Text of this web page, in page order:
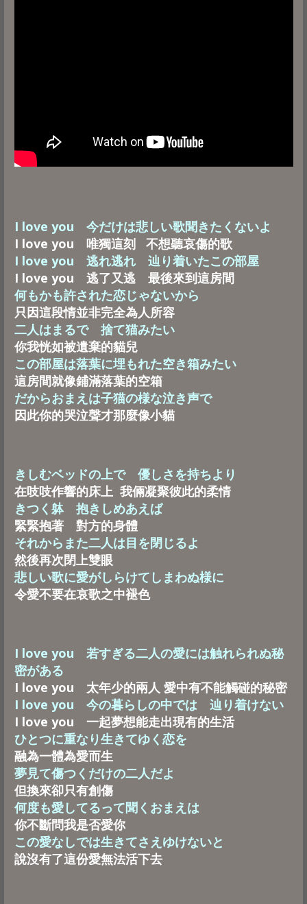
I love you 今だけは悲しい歌聞きたくないよ
I love you 唯獨這刻 不想聽哀傷的歌
I love you 逃れ逃れ 辿り着いたこの部屋
I love you 逃了又逃 最後來到這房間
何もかも許された恋じゃないから
只因這段情並非完全為人所容
二人はまるで 捨て猫みたい
你我恍如被遺棄的貓兒
この部屋は落葉に埋もれた空き箱みたい
這房間就像鋪滿落葉的空箱
だからおまえは子猫の様な泣き声で
因此你的哭泣聲才那麼像小貓
きしむベッドの上で 優しさを持ちより
在吱吱作響的床上 我倆凝聚彼此的柔情
きつく躰 抱きしめあえば
緊緊抱著 對方的身體
それからまた二人は目を閉じるよ
然後再次閉上雙眼
悲しい歌に愛がしらけてしまわぬ様に
令愛不要在哀歌之中褪色
I love you 若すぎる二人の愛には触れられぬ秘
密がある
I love you 太年少的兩人 愛中有不能觸碰的秘密
I love you 今の暮らしの中では 辿り着けない
I love you 一起夢想能走出現有的生活
ひとつに重なり生きてゆく恋を
融為一體為愛而生
夢見て傷つくだけの二人だよ
但換來卻只有創傷
何度も愛してるって聞くおまえは
你不斷問我是否愛你
この愛なしでは生きてさえゆけないと
說沒有了這份愛無法活下去